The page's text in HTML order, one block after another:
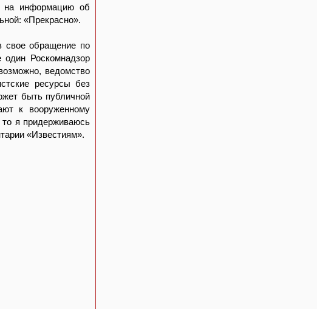
на информацию об
«Прекрасно».
обращение по
один Роскомнадзор
ведомство
ресурсы без
быть публичной
к вооруженному
то я придерживаюсь
«Известиям».